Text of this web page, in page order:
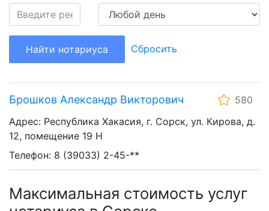
Найти нотариуса Сбросить
Брошков Александр Викторович
580
Адрес: Республика Хакасия, г. Сорск, ул. Кирова, д.
12, помещение 19 Н
Телефон: 8 (39033) 2-45-**
Максимальная стоимость услуг